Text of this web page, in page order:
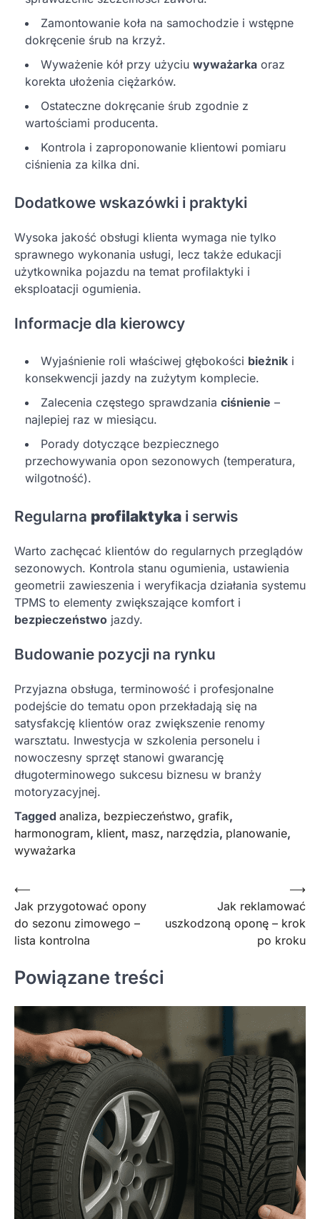
Zamontowanie koła na samochodzie i wstępne
dokręcenie śrub na krzyż.
Wyważenie kół przy użyciu wyważarka oraz
korekta ułożenia ciężarków.
Ostateczne dokręcanie śrub zgodnie z
wartościami producenta.
Kontrola i zaproponowanie klientowi pomiaru
ciśnienia za kilka dni.
Dodatkowe wskazówki i praktyki
Wysoka jakość obsługi klienta wymaga nie tylko
sprawnego wykonania usługi, lecz także edukacji
użytkownika pojazdu na temat profilaktyki i
eksploatacji ogumienia.
Informacje dla kierowcy
Wyjaśnienie roli właściwej głębokości bieżnik i
konsekwencji jazdy na zużytym komplecie.
Zalecenia częstego sprawdzania ciśnienie –
najlepiej raz w miesiącu.
Porady dotyczące bezpiecznego
przechowywania opon sezonowych (temperatura,
wilgotność).
Regularna profilaktyka i serwis
Warto zachęcać klientów do regularnych przeglądów
sezonowych. Kontrola stanu ogumienia, ustawienia
geometrii zawieszenia i weryfikacja działania systemu
TPMS to elementy zwiększające komfort i
bezpieczeństwo jazdy.
Budowanie pozycji na rynku
Przyjazna obsługa, terminowość i profesjonalne
podejście do tematu opon przekładają się na
satysfakcję klientów oraz zwiększenie renomy
warsztatu. Inwestycja w szkolenia personelu i
nowoczesny sprzęt stanowi gwarancję
długoterminowego sukcesu biznesu w branży
motoryzacyjnej.
Tagged analiza, bezpieczeństwo, grafik,
harmonogram, klient, masz, narzędzia, planowanie,
wyważarka
Nawigacja
wpisu
⟵
Jak przygotować opony
do sezonu zimowego –
lista kontrolna
Jak reklamować
uszkodzoną oponę – krok
po kroku
⟶
Powiązane treści